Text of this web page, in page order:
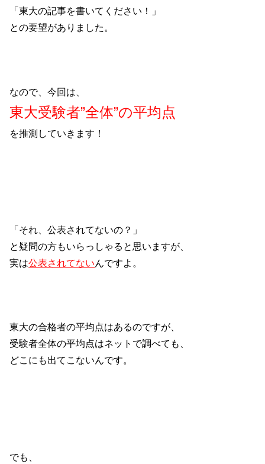
「東大の記事を書いてください！」
との要望がありました。
なので、今回は、
東大受験者”全体”の平均点
を推測していきます！
「それ、公表されてないの？」
と疑問の方もいらっしゃると思いますが、
実は公表されてないんですよ。
東大の合格者の平均点はあるのですが、
受験者全体の平均点はネットで調べても、
どこにも出てこないんです。
でも、